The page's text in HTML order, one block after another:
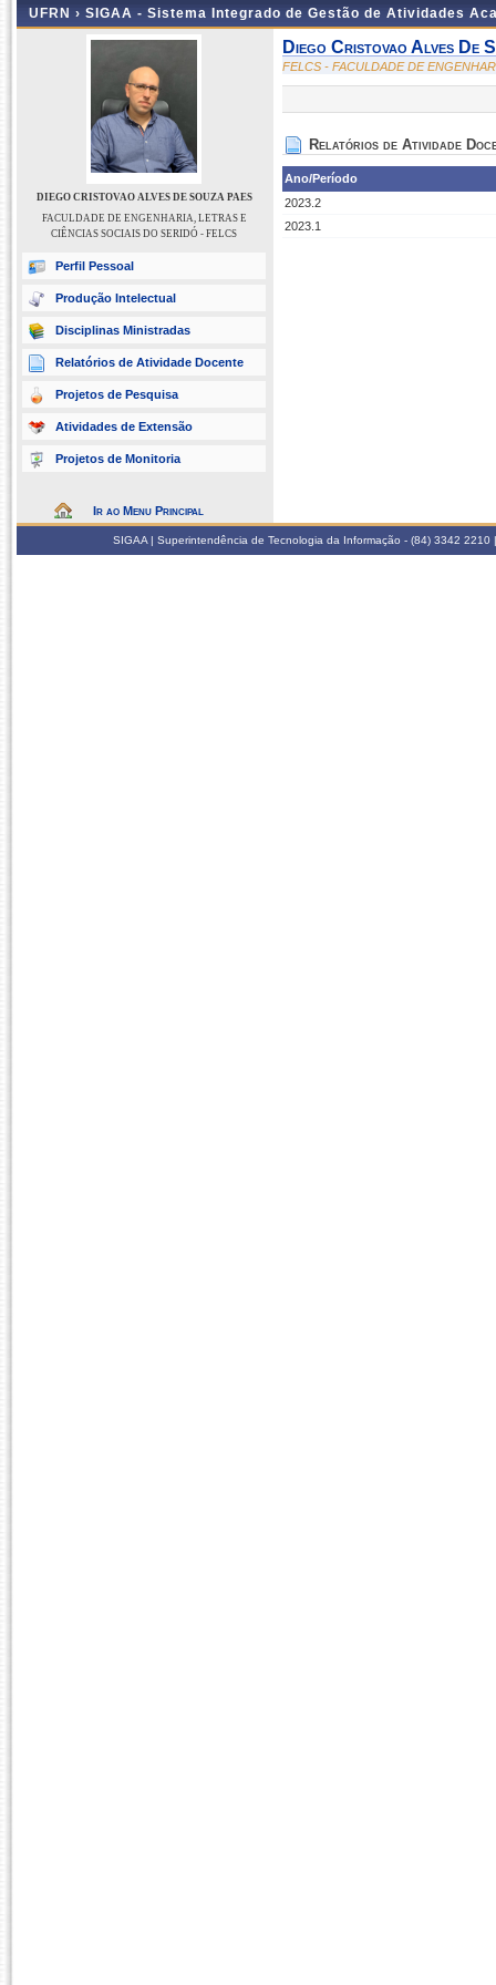
UFRN › SIGAA - Sistema Integrado de Gestão de Atividades
DIEGO CRISTOVAO ALVES DE SOUZA PAES
FACULDADE DE ENGENHARIA, LETRAS E
CIÊNCIAS SOCIAIS DO SERIDÓ - FELCS
Perfil Pessoal
Produção Intelectual
Disciplinas Ministradas
Relatórios de Atividade Docente
Projetos de Pesquisa
Atividades de Extensão
Projetos de Monitoria
Ir ao Menu Principal
Diego Cristovao Alves De
FELCS - FACULDADE DE
Relatórios de Atividade
Ano/Período
2023.2
2023.1
SIGAA | Superintendência de Tecnologia da Informação - (84) 3342